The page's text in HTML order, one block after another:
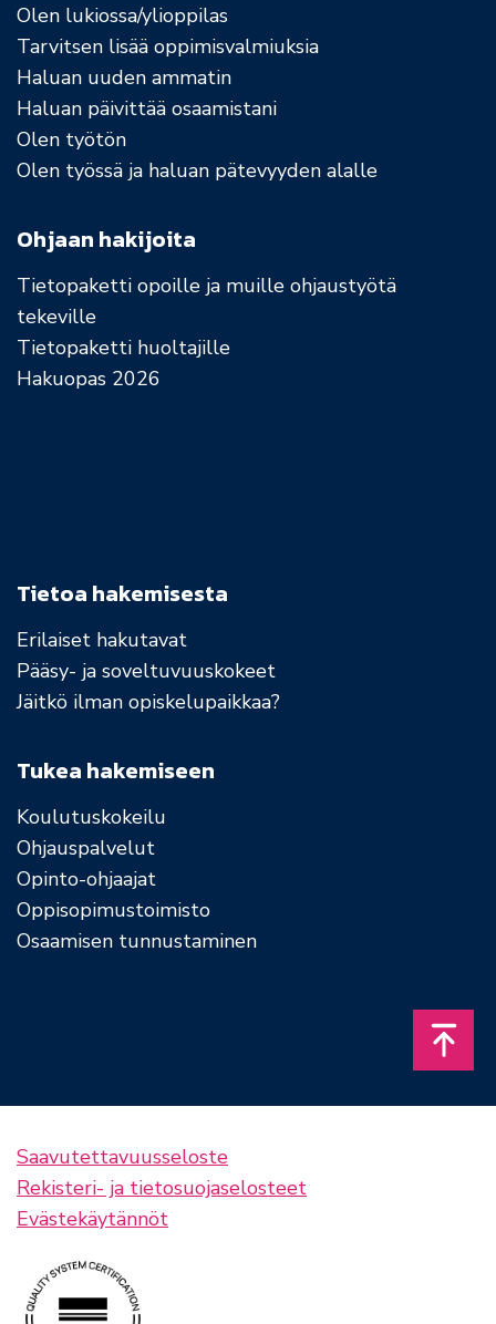
Olen lukiossa/ylioppilas
Tarvitsen lisää oppimisvalmiuksia
Haluan uuden ammatin
Haluan päivittää osaamistani
Olen työtön
Olen työssä ja haluan pätevyyden alalle
Ohjaan hakijoita
Tietopaketti opoille ja muille ohjaustyötä
tekeville
Tietopaketti huoltajille
Hakuopas 2026
Tietoa hakemisesta
Erilaiset hakutavat
Pääsy- ja soveltuvuuskokeet
Jäitkö ilman opiskelupaikkaa?
Tukea hakemiseen
Koulutuskokeilu
Ohjauspalvelut
Opinto-ohjaajat
Oppisopimustoimisto
Osaamisen tunnustaminen
Saavutettavuusseloste
Rekisteri- ja tietosuojaselosteet
Evästekäytännöt